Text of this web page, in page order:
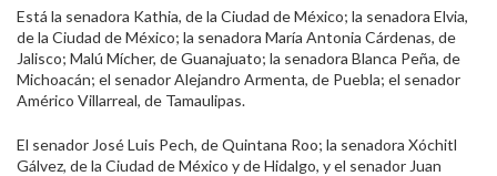
Está la senadora Kathia, de la Ciudad de México; la senadora Elvia,
de la Ciudad de México; la senadora María Antonia Cárdenas, de
Jalisco; Malú Mícher, de Guanajuato; la senadora Blanca Peña, de
Michoacán; el senador Alejandro Armenta, de Puebla; el senador
Américo Villarreal, de Tamaulipas.
El senador José Luis Pech, de Quintana Roo; la senadora Xóchitl
Gálvez, de la Ciudad de México y de Hidalgo, y el senador Juan